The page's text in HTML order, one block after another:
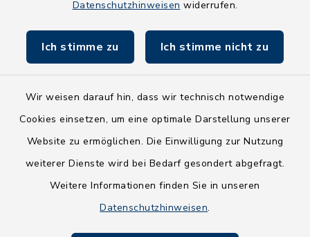
Datenschutzhinweisen widerrufen.
Ich stimme zu Ich stimme nicht zu
Wir weisen darauf hin, dass wir technisch notwendige
Cookies einsetzen, um eine optimale Darstellung unserer
Website zu ermöglichen. Die Einwilligung zur Nutzung
weiterer Dienste wird bei Bedarf gesondert abgefragt.
Weitere Informationen finden Sie in unseren
Datenschutzhinweisen.
Fundbüro
Barrierefreiheit